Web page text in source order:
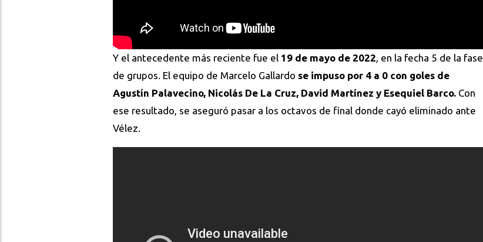
Y el antecedente más reciente fue el 19 de mayo de 2022, en la fecha 5 de la fase
de grupos. El equipo de Marcelo Gallardo se impuso por 4 a 0 con goles de
Agustín Palavecino, Nicolás De La Cruz, David Martínez y Esequiel Barco. Con
ese resultado, se aseguró pasar a los octavos de final donde cayó eliminado ante
Vélez.